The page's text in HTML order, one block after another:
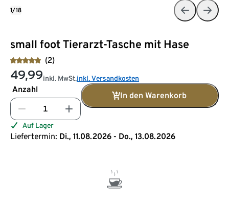
small foot Tierarzt-Tasche mit Hase
(2)
49,99inkl. MwSt.inkl. Versandkosten
Anzahl
In den Warenkorb
Auf Lager
Liefertermin: Di., 11.08.2026 - Do., 13.08.2026
1/18